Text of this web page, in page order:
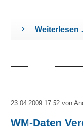
Weiterlesen
23.04.2009 17:52 von
WM-Daten